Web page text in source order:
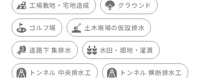
工場敷地・宅地造成 グラウンド
ゴルフ場 土木現場の仮設排水
道路下 集排水 水田・畑地・灌漑
トンネル 中央排水工 トンネル 横断排水工